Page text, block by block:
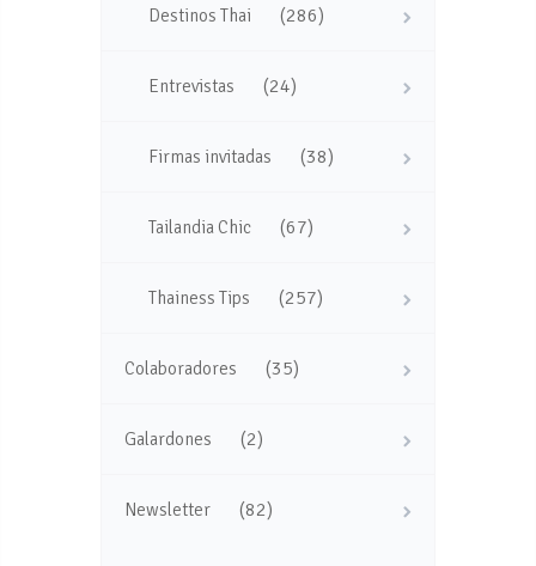
Destinos Thai (286)
Entrevistas (24)
Firmas invitadas (38)
Tailandia Chic (67)
Thainess Tips (257)
Colaboradores (35)
Galardones (2)
Newsletter (82)